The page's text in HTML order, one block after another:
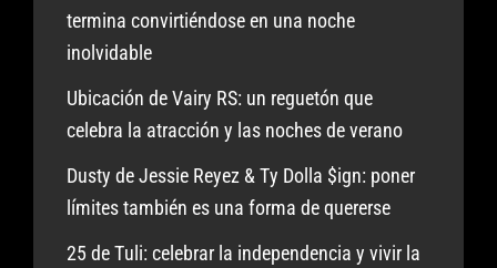
termina convirtiéndose en una noche
inolvidable
Ubicación de Vairy RS: un reguetón que
celebra la atracción y las noches de verano
Dusty de Jessie Reyez & Ty Dolla $ign: poner
límites también es una forma de quererse
25 de Tuli: celebrar la independencia y vivir la